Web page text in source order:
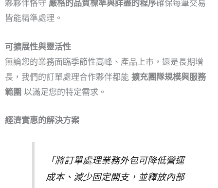
夥夥伴恪守 嚴格的品質標準與詳盡的程序確保每筆交易
皆能精準處理。
可擴展性與靈活性
無論您的業務面臨季節性高峰、產品上市，還是長期增
長，我們的訂單處理合作夥伴都能 擴充團隊規模與服務
範圍 以滿足您的特定需求。
經濟實惠的解決方案
「將訂單處理業務外包可降低營運
成本、減少固定開支，並釋放內部